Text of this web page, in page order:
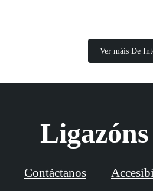
Ver máis De
Contáctanos